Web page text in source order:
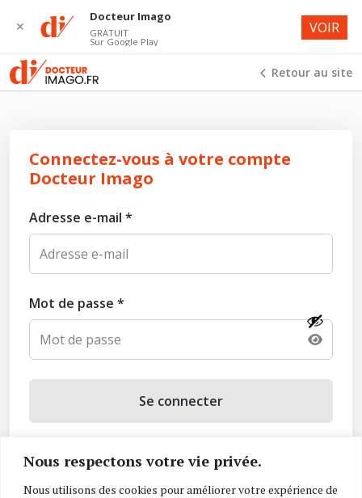
Nous respectons votre vie privée.
Nous utilisons des cookies pour améliorer votre expérience de
Retour au site
Connectez-vous à votre compte
Docteur Imago
Adresse e-mail *
Mot de passe *
Se connecter
Mot de passe oublié ?
✕
Docteur Imago
GRATUIT
Sur Google Play
VOIR